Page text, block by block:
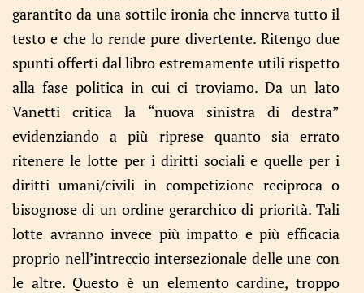
garantito da una sottile ironia che innerva tutto il
testo e che lo rende pure divertente. Ritengo due
spunti offerti dal libro estremamente utili rispetto
alla fase politica in cui ci troviamo. Da un lato
Vanetti critica la “nuova sinistra di destra”
evidenziando a più riprese quanto sia errato
ritenere le lotte per i diritti sociali e quelle per i
diritti umani/civili in competizione reciproca o
bisognose di un ordine gerarchico di priorità. Tali
lotte avranno invece più impatto e più efficacia
proprio nell’intreccio intersezionale delle une con
le altre. Questo è un elemento cardine, troppo